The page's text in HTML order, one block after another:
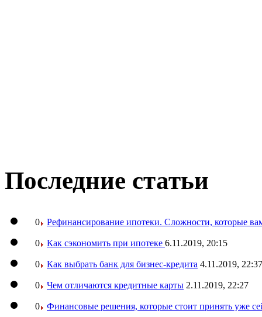
Последние статьи
0 Рефинансирование ипотеки. Сложности, которые
0 Как сэкономить при ипотеке 6.11.2019, 20:15
0 Как выбрать банк для бизнес-кредита 4.11.2019, 22:37
0 Чем отличаются кредитные карты 2.11.2019, 22:27
0 Финансовые решения, которые стоит принять уже